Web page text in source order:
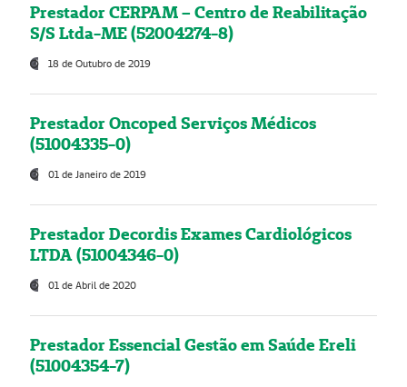
Prestador CERPAM – Centro de Reabilitação
S/S Ltda-ME (52004274-8)
18 de Outubro de 2019
Prestador Oncoped Serviços Médicos
(51004335-0)
01 de Janeiro de 2019
Prestador Decordis Exames Cardiológicos
LTDA (51004346-0)
01 de Abril de 2020
Prestador Essencial Gestão em Saúde Ereli
(51004354-7)